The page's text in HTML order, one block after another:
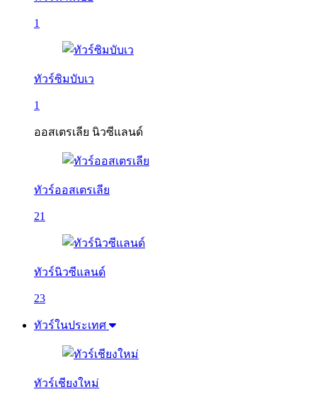
1
ทัวร์ซิมบับเว
1
ออสเตรเลีย นิวซีแลนด์
ทัวร์ออสเตรเลีย
21
ทัวร์นิวซีแลนด์
23
ทัวร์ในประเทศ
ทัวร์เชียงใหม่